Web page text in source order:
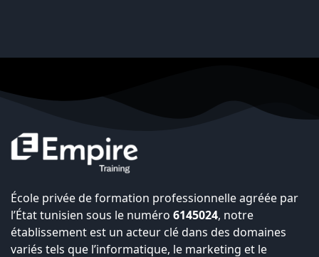
École privée de formation professionnelle agréée par
l’État tunisien sous le numéro 6145024, notre
établissement est un acteur clé dans des domaines
variés tels que l’informatique, le marketing et le